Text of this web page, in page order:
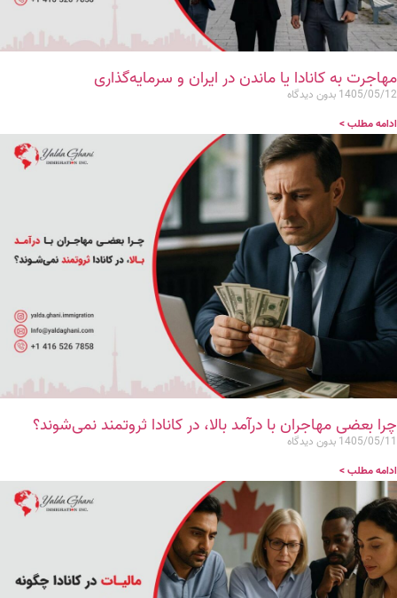
مهاجرت به کانادا یا ماندن در ایران و سرمایه‌گذاری
1405/05/12 بدون دیدگاه
ادامه مطلب >
چرا بعضی مهاجران با درآمد بالا، در کانادا ثروتمند نمی‌شوند؟
1405/05/11 بدون دیدگاه
ادامه مطلب >